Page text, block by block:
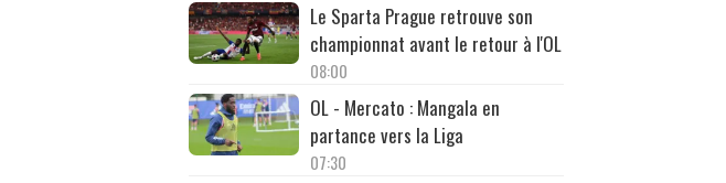
Le Sparta Prague retrouve son
championnat avant le retour à l'OL
08:00
OL - Mercato : Mangala en
partance vers la Liga
07:30